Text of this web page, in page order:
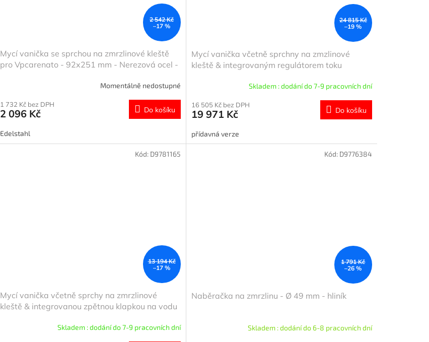
2 542 Kč
–17 %
Mycí vanička se sprchou na zmrzlinové kleště
pro Vpcarenato - 92x251 mm - Nerezová ocel -
konstrukce & elegantní designMomentálně nedostupné
1 732 Kč bez DPH
2 096 Kč Do košíku
Edelstahl
24 815 Kč
–19 %
Mycí vanička včetně sprchny na zmzlinové
kleště & integrovaným regulátorem toku
Skladem : dodání do 7-9 pracovních dní
16 505 Kč bez DPH
19 971 Kč Do košíku
přídavná verze
13 194 Kč
–17 %
Mycí vanička včetně sprchy na zmrzlinové
kleště & integrovanou zpětnou klapkou na vodu
Skladem : dodání do 7-9 pracovních dní
Kód: D9781165
1 791 Kč
–26 %
Naběračka na zmrzlinu - Ø 49 mm - hliník
Skladem : dodání do 6-8 pracovních dní
Kód: D9776384